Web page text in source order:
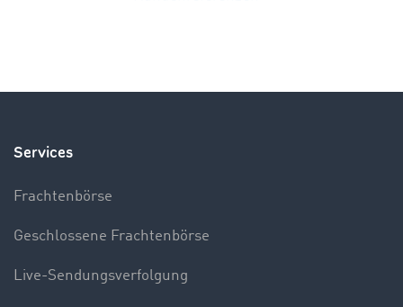
Services
Frachtenbörse
Geschlossene Frachtenbörse
Live-Sendungsverfolgung